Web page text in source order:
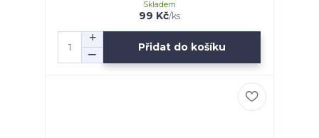
99 Kč/ks
Skladem
Přidat do košíku